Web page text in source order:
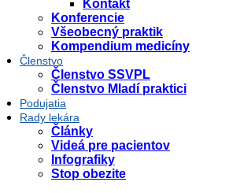
Kontakt
Konferencie
Všeobecný praktik
Kompendium medicíny
Členstvo
Členstvo SSVPL
Členstvo Mladí praktici
Podujatia
Rady lekára
Články
Videá pre pacientov
Infografiky
Stop obezite